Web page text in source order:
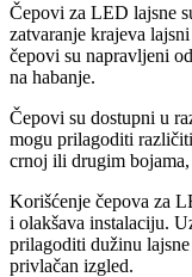
Čepovi za LED lajsne
zatvaranje krajeva
čepovi su napravljeni
na habanje.
Čepovi su dostupni u
mogu prilagoditi
crnoj ili drugim
Korišćenje čepova za
i olakšava instalaciju.
prilagoditi dužinu
privlačan izgled.